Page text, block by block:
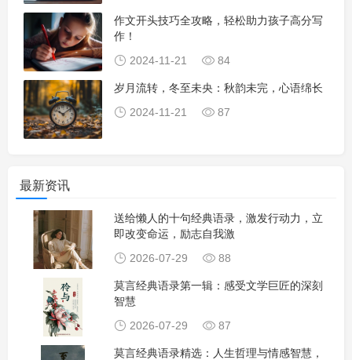
作文开头技巧全攻略，轻松助力孩子高分写
作！
2024-11-21
84
岁月流转，冬至未央：秋韵未完，心语绵长
2024-11-21
87
最新资讯
送给懒人的十句经典语录，激发行动力，立
即改变命运，励志自我激
2026-07-29
88
莫言经典语录第一辑：感受文学巨匠的深刻
智慧
2026-07-29
87
莫言经典语录精选：人生哲理与情感智慧，